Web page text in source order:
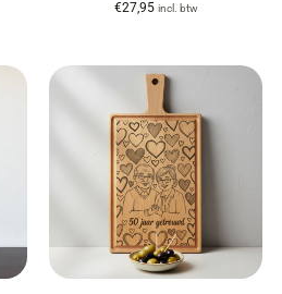
€27,95 incl. btw